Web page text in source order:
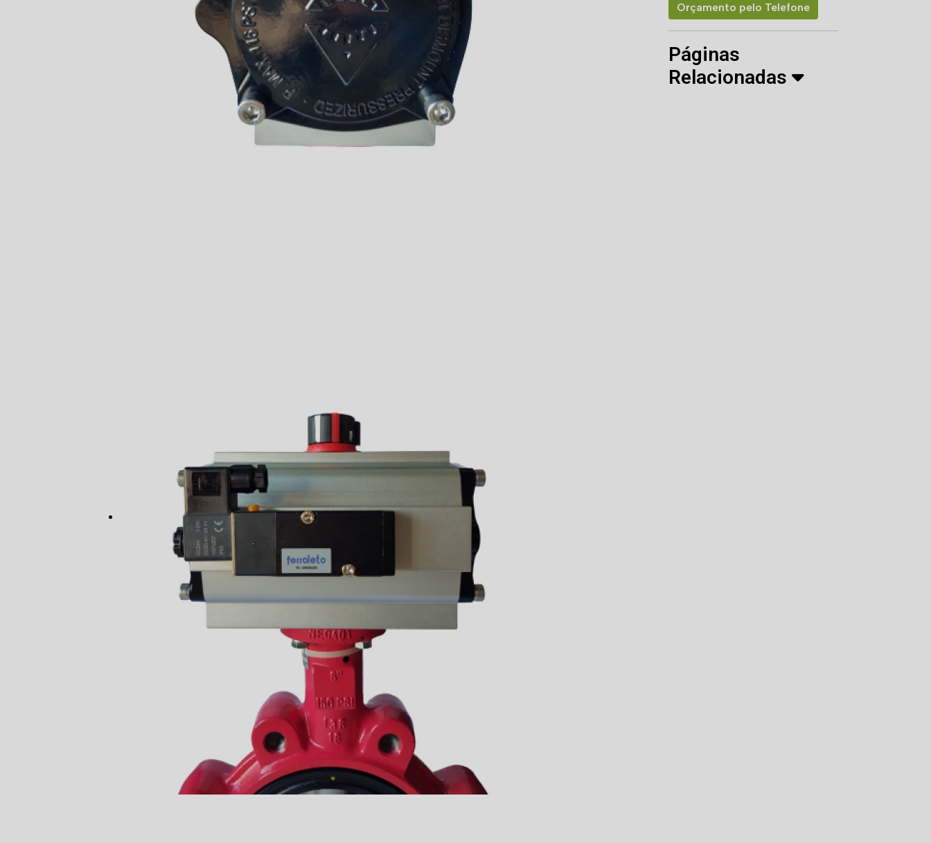
Orçamento pelo Telefone
Páginas
Relacionadas